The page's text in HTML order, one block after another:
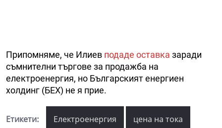
Припомняме, че Илиев подаде оставка заради
съмнителни търгове за продажба на
електроенергия, но Българският енергиен
холдинг (БЕХ) не я прие.
Етикети: Електроенергия цена на тока